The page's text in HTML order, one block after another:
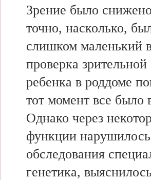
Зрение было
точно, насколько,
слишком маленький
проверка
ребенка в роддоме
тот момент все было
Однако через
функции
обследования
генетика,